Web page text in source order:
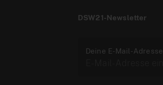
DSW21-Newsletter
Deine E-Mail-Adresse